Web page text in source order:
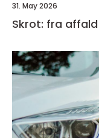
31. May 2026
Skrot: fra